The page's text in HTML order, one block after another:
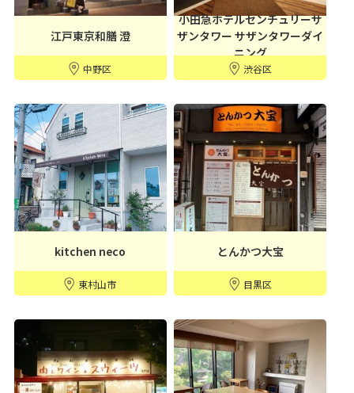
江戸東京和膳 澄
中野区
小田急ホテルセンチュリーサ
ザンタワー サザンタワーダイ
ニング
渋谷区
kitchen neco
東村山市
とんかつ大宝
目黒区